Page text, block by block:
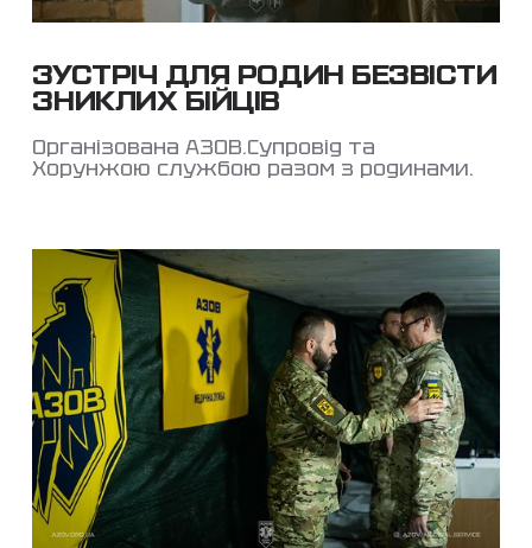
ЗУСТРІЧ ДЛЯ РОДИН БЕЗВІСТИ
ЗНИКЛИХ БІЙЦІВ
Організована АЗОВ.Супровід та
Хорунжою службою разом з родинами.